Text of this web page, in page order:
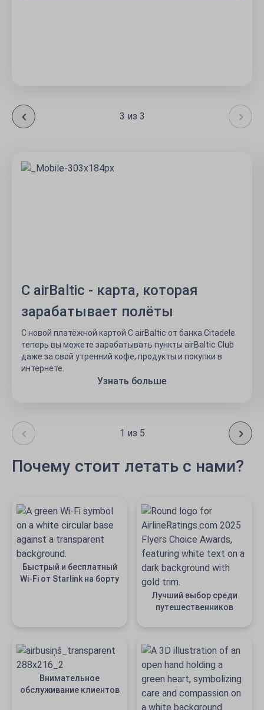
3 из 3
C airBaltic - карта, которая
зарабатывает полёты
С новой платёжной картой C airBaltic от банка Citadele
теперь вы можете зарабатывать пункты airBaltic Club
даже за свой утренний кофе, продукты и покупки в
интернете.
Узнать больше
1 из 5
Почему стоит летать с нами?
Быстрый и бесплатный
Wi-Fi от Starlink на борту
Лучший выбор среди
путешественников
Внимательное
обслуживание клиентов